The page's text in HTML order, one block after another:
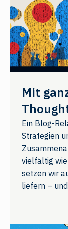
Mit
Ein Blog-
Strategien
vielfältig
setzen wir
liefern –